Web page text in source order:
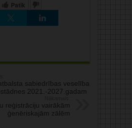
Patīk
sabiedrības veselības
2021.-2027.gadam
reģistrāciju vairākām
ģenēriskajām zālēm